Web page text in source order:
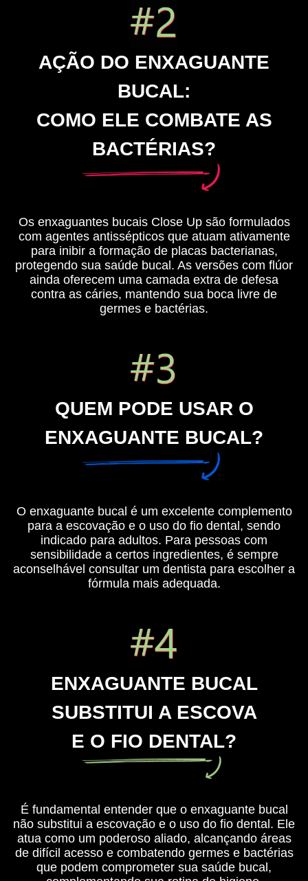
AÇÃO DO ENXAGUANTE
BUCAL:
COMO ELE COMBATE AS
BACTÉRIAS?
Os enxaguantes bucais Close Up são formulados
com agentes antissépticos que atuam ativamente
para inibir a formação de placas bacterianas,
protegendo sua saúde bucal. As versões com flúor
ainda oferecem uma camada extra de defesa
contra as cáries, mantendo sua boca livre de
germes e bactérias.
QUEM PODE USAR O
ENXAGUANTE BUCAL?
O enxaguante bucal é um excelente complemento
para a escovação e o uso do fio dental, sendo
indicado para adultos. Para pessoas com
sensibilidade a certos ingredientes, é sempre
aconselhável consultar um dentista para escolher a
fórmula mais adequada.
ENXAGUANTE BUCAL
SUBSTITUI A ESCOVA
E O FIO DENTAL?
É fundamental entender que o enxaguante bucal
não substitui a escovação e o uso do fio dental. Ele
atua como um poderoso aliado, alcançando áreas
de difícil acesso e combatendo germes e bactérias
que podem comprometer sua saúde bucal,